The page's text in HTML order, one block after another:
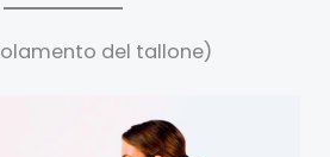
del tallone)